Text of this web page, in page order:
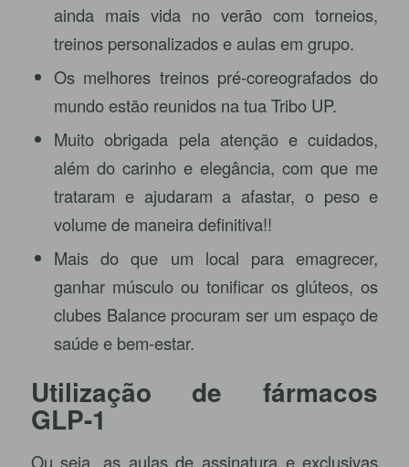
ainda mais vida no verão com torneios,
treinos personalizados e aulas em grupo.
Os melhores treinos pré-coreografados do
mundo estão reunidos na tua Tribo UP.
Muito obrigada pela atenção e cuidados,
além do carinho e elegância, com que me
trataram e ajudaram a afastar, o peso e
volume de maneira definitiva!!
Mais do que um local para emagrecer,
ganhar músculo ou tonificar os glúteos, os
clubes Balance procuram ser um espaço de
saúde e bem-estar.
Utilização de fármacos
GLP-1
Ou seja, as aulas de assinatura e exclusivas